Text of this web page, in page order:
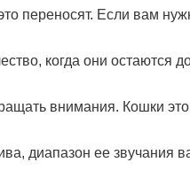
переносят. Если вам
когда они остаются
внимания. Кошки
диапазон ее звучания